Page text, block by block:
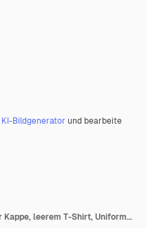
KI-Bildgenerator und bearbeite
Lieferbote-Mitarbeiter in roter Kappe, leerem T-Shirt, Uniform, der lächelnd in die Kamera blickt und mit dem Zeigefinger nach unten zeigt, der über braunem Hintergrund steht